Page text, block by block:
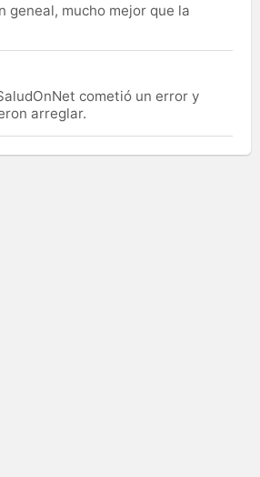
geneal, mucho mejor que la
cometió un error y
arreglar.